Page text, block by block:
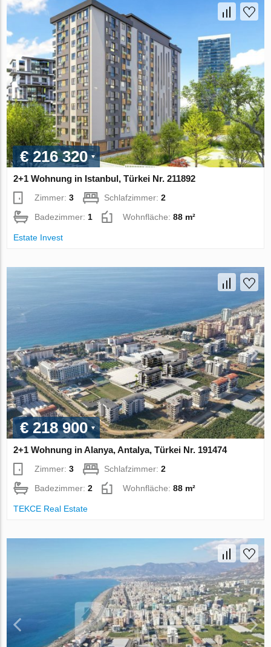
€ 216 320
2+1 Wohnung in Istanbul, Türkei Nr. 211892
Zimmer:3 Schlafzimmer:2
Badezimmer:1 Wohnfläche:88 m²
Estate Invest
€ 218 900
2+1 Wohnung in Alanya, Antalya, Türkei Nr. 191474
Zimmer:3 Schlafzimmer:2
Badezimmer:2 Wohnfläche:88 m²
TEKCE Real Estate